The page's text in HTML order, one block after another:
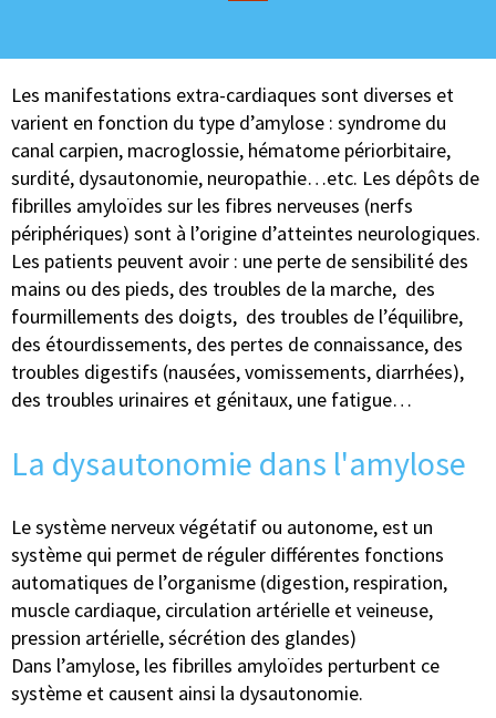
Les manifestations extra-cardiaques sont diverses et
varient en fonction du type d’amylose : syndrome du
canal carpien, macroglossie, hématome périorbitaire,
surdité, dysautonomie, neuropathie…etc. Les dépôts de
fibrilles amyloïdes sur les fibres nerveuses (nerfs
périphériques) sont à l’origine d’atteintes neurologiques.
Les patients peuvent avoir : une perte de sensibilité des
mains ou des pieds, des troubles de la marche, des
fourmillements des doigts, des troubles de l’équilibre,
des étourdissements, des pertes de connaissance, des
troubles digestifs (nausées, vomissements, diarrhées),
des troubles urinaires et génitaux, une fatigue…
La dysautonomie dans l'amylose
Le système nerveux végétatif ou autonome, est un
système qui permet de réguler différentes fonctions
automatiques de l’organisme (digestion, respiration,
muscle cardiaque, circulation artérielle et veineuse,
pression artérielle, sécrétion des glandes)
Dans l’amylose, les fibrilles amyloïdes perturbent ce
système et causent ainsi la dysautonomie.